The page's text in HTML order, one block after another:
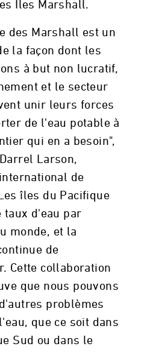
Îles Marshall.
des Marshall est un
la façon dont les
à but non lucratif,
et le secteur
unir leurs forces
de l'eau potable à
qui en a besoin",
Larson,
de
îles du Pacifique
taux d'eau par
monde, et la
de
Cette collaboration
que nous pouvons
problèmes
que ce soit dans
Sud ou dans le